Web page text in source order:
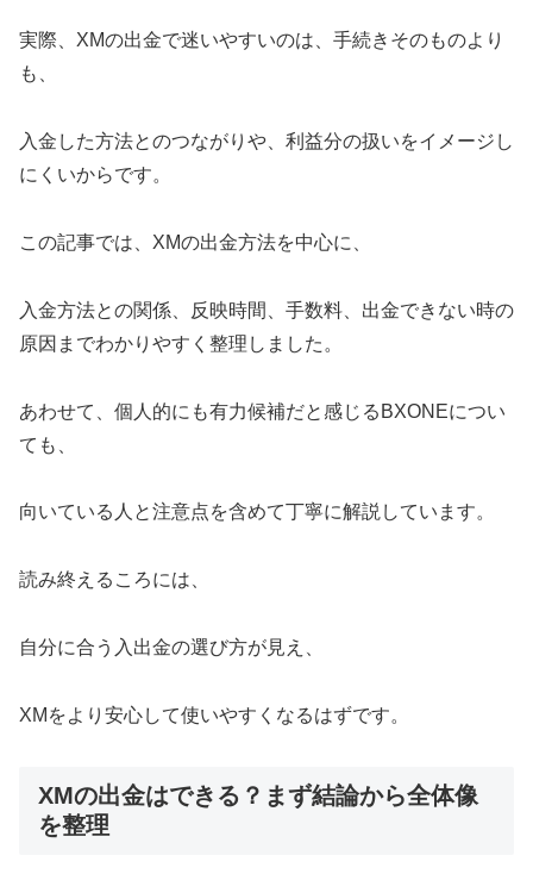
実際、XMの出金で迷いやすいのは、手続きそのものより
も、
入金した方法とのつながりや、利益分の扱いをイメージし
にくいからです。
この記事では、XMの出金方法を中心に、
入金方法との関係、反映時間、手数料、出金できない時の
原因までわかりやすく整理しました。
あわせて、個人的にも有力候補だと感じるBXONEについ
ても、
向いている人と注意点を含めて丁寧に解説しています。
読み終えるころには、
自分に合う入出金の選び方が見え、
XMをより安心して使いやすくなるはずです。
XMの出金はできる？まず結論から全体像
を整理